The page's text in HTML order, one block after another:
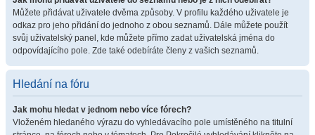
Můžete přidávat uživatele dvěma způsoby. V profilu každého uživatele je
odkaz pro jeho přidání do jednoho z obou seznamů. Dále můžete použít
svůj uživatelský panel, kde můžete přímo zadat uživatelská jména do
odpovídajícího pole. Zde také odebíráte členy z vašich seznamů.
Hledání na fóru
Jak mohu hledat v jednom nebo více fórech?
Vloženém hledaného výrazu do vyhledávacího pole umístěného na titulní